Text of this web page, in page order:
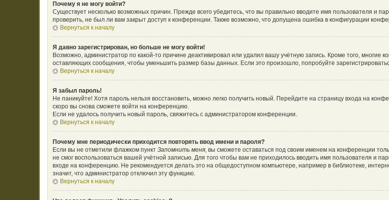
Почему я не могу войти?
Существует несколько возможных причин. Прежде всего убедитесь, что вы правильно вводите имя пользователя и
проверить, не был ли вам закрыт доступ к конференции. Также возможно, что допущена ошибка в конфигурации
Вернуться к началу
Я давно зарегистрирован, но больше не могу войти!
Возможно, администратор по какой-то причине деактивировал или удалил вашу учётную запись. Кроме того,
оставляющих сообщения, чтобы уменьшить размер базы данных. Если это произошло, попробуйте
Вернуться к началу
Я забыл пароль!
Не паникуйте! Хотя пароль нельзя восстановить, можно легко получить новый. Перейдите на страницу входа на
скоро вы снова сможете войти на конференцию.
Если не удалось получить новый пароль, свяжитесь с администратором конференции.
Вернуться к началу
Почему мне периодически приходится повторять ввод имени и пароля?
Если вы не отметили флажком пункт Запомнить меня, вы сможете оставаться под своим именем на конференции
не смог воспользоваться вашей учётной записью. Для того чтобы вам не приходилось вводить имя пользователя и
входе на конференцию. Не рекомендуется делать это на общедоступном компьютере, например в библиотеке,
значит, что администратор отключил эту функцию.
Вернуться к началу